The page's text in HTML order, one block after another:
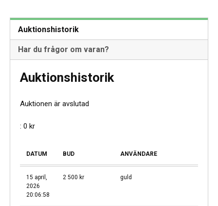
Auktionshistorik
Har du frågor om varan?
Auktionshistorik
Auktionen är avslutad
: 0 kr
DATUM BUD ANVÄNDARE
15 april,
2026
20:06:58
2 500 kr guld